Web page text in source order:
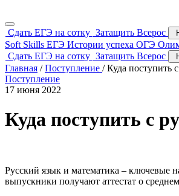
Сдать ЕГЭ на сотку Затащить Всерос
Soft Skills ЕГЭ Истории успеха ОГЭ
Сдать ЕГЭ на сотку Затащить Всерос
Главная / Поступление /Куда поступить
Поступление
17 июня 2022
Куда поступить с
Русский язык и математика – ключевые
выпускники получают аттестат о